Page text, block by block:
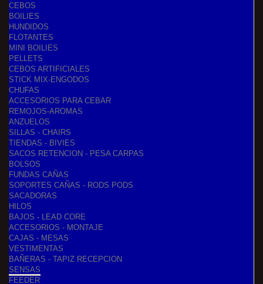
CEBOS
BOILIES
HUNDIDOS
FLOTANTES
MINI BOILIES
PELLETS
CEBOS ARTIFICIALES
STICK MIX-ENGODOS
CHUFAS
ACCESORIOS PARA CEBAR
REMOJOS-AROMAS
ANZUELOS
SILLAS - CHAIRS
TIENDAS - BIVIES
SACOS RETENCION - PESA CARPAS
BOLSOS
FUNDAS CAÑAS
SOPORTES CAÑAS - RODS PODS
SACADORAS
HILOS
BAJOS - LEAD CORE
ACCESORIOS - MONTAJE
CAJAS - MESAS
VESTIMENTAS
BAÑERAS - TAPIZ RECEPCION
SENSAS
FEEDER